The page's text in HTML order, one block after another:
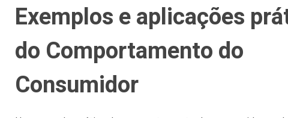
Exemplos e aplicações
do Comportamento do
Consumidor